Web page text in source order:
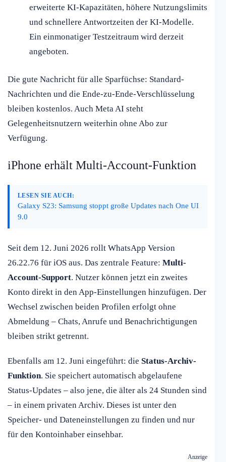
erweiterte KI-Kapazitäten, höhere Nutzungslimits
und schnellere Antwortzeiten der KI-Modelle.
Ein einmonatiger Testzeitraum wird derzeit
angeboten.
Die gute Nachricht für alle Sparfüchse: Standard-
Nachrichten und die Ende-zu-Ende-Verschlüsselung
bleiben kostenlos. Auch Meta AI steht
Gelegenheitsnutzern weiterhin ohne Abo zur
Verfügung.
iPhone erhält Multi-Account-Funktion
LESEN SIE AUCH:
Galaxy S23: Samsung stoppt große Updates nach One UI
9.0
Seit dem 12. Juni 2026 rollt WhatsApp Version
26.22.76 für iOS aus. Das zentrale Feature: Multi-
Account-Support. Nutzer können jetzt ein zweites
Konto direkt in den App-Einstellungen hinzufügen. Der
Wechsel zwischen beiden Profilen erfolgt ohne
Abmeldung – Chats, Anrufe und Benachrichtigungen
bleiben strikt getrennt.
Ebenfalls am 12. Juni eingeführt: die Status-Archiv-
Funktion. Sie speichert automatisch abgelaufene
Status-Updates – also jene, die älter als 24 Stunden sind
– in einem privaten Archiv. Dieses ist unter den
Speicher- und Dateneinstellungen zu finden und nur
für den Kontoinhaber einsehbar.
Anzeige